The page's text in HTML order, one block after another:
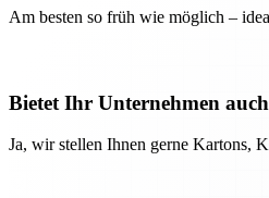
Am besten so früh wie möglich –
Bietet Ihr Unternehmen
Ja, wir stellen Ihnen gerne Kartons,